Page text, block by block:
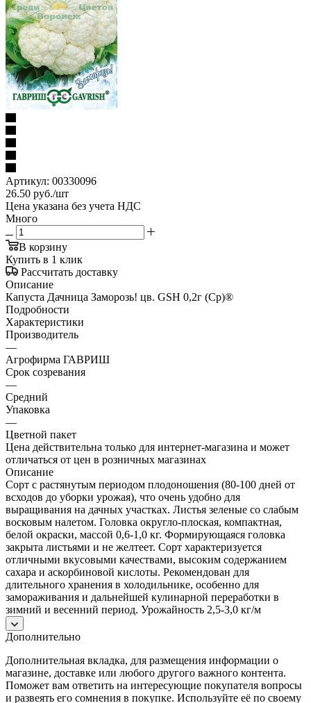
Артикул: 00330096
26.50 руб./шт
Цена указана без учета НДС
Много
В корзину
Купить в 1 клик
Рассчитать доставку
Описание
Капуста Дачница Заморозь! цв. GSH 0,2г (Ср)®
Подробности
Характеристики
Производитель
—
Агрофирма ГАВРИШ
Срок созревания
—
Средний
Упаковка
—
Цветной пакет
Цена действительна только для интернет-магазина и может
отличаться от цен в розничных магазинах
Описание
Сорт с растянутым периодом плодоношения (80-100 дней от
всходов до уборки урожая), что очень удобно для
выращивания на дачных участках. Листья зеленые со слабым
восковым налетом. Головка округло-плоская, компактная,
белой окраски, массой 0,6-1,0 кг. Формирующаяся головка
закрыта листьями и не желтеет. Сорт характеризуется
отличными вкусовыми качествами, высоким содержанием
сахара и аскорбиновой кислоты. Рекомендован для
длительного хранения в холодильнике, особенно для
замораживания и дальнейшей кулинарной переработки в
зимний и весенний период. Урожайность 2,5-3,0 кг/м
Дополнительно
Дополнительная вкладка, для размещения информации о
магазине, доставке или любого другого важного контента.
Поможет вам ответить на интересующие покупателя вопросы
и развеять его сомнения в покупке. Используйте её по своему